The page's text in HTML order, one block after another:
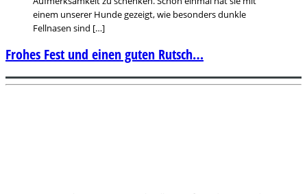
einem unserer Hunde gezeigt, wie besonders dunkle
Fellnasen sind […]
Frohes Fest und einen guten Rutsch…